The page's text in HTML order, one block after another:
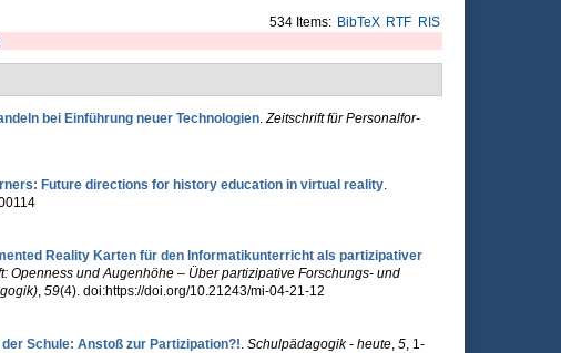
534 Items: BibTeX RTF RIS
bei Einführung neuer Tech­nologien.Zeitschrift für Per­sonal­for­
Future directions for history education in virtual reality.
Reality Karten für den Informatikunterricht als partizipativer
und Augenhöhe – Über partizipative Forschungs- und
, 59(4). doi:https://doi.org/10.21243/mi-04-21-12
Schule: Anstoß zur Partizipation?!. Schulpädagogik - heute, 5, 1-